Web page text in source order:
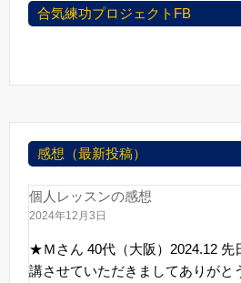
合気練功プロジェクトFB
感想（最新投稿）
個人レッスンの感想
2024年12月3日
★Ｍさん 40代（大阪）2024.12 先
講させていただきましてありがと